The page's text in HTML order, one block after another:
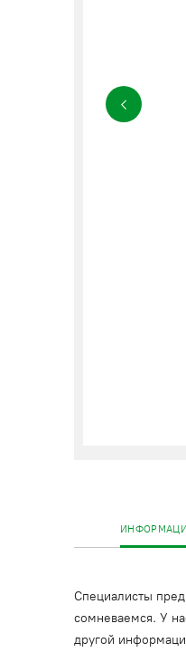
Специалисты
сомневаемся. У
другой